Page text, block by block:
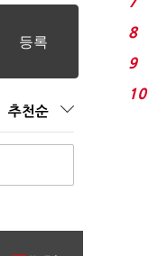
추천순
8
9
10